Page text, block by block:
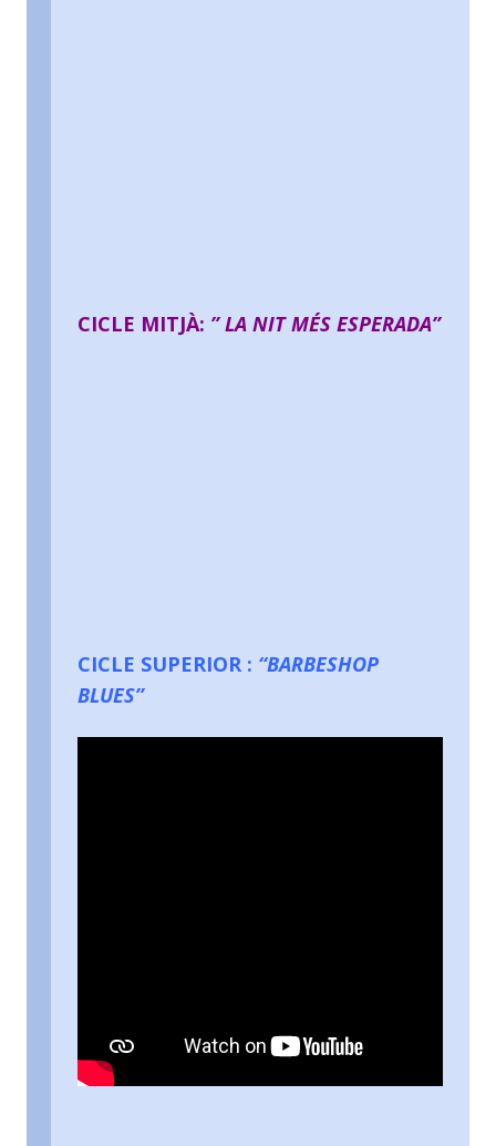
CICLE MITJÀ: ” LA NIT MÉS ESPERADA”
CICLE SUPERIOR : “BARBESHOP
BLUES”